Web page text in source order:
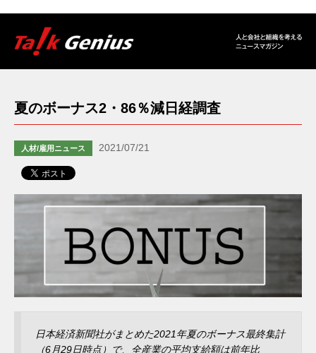
夏のボーナス2・86％減日経調査
人材/雇用ニュース 2021/07/21
日本経済新聞社がまとめた2021年夏のボーナス最終集計
（6月29日時点）で、全産業の平均支給額は前年比